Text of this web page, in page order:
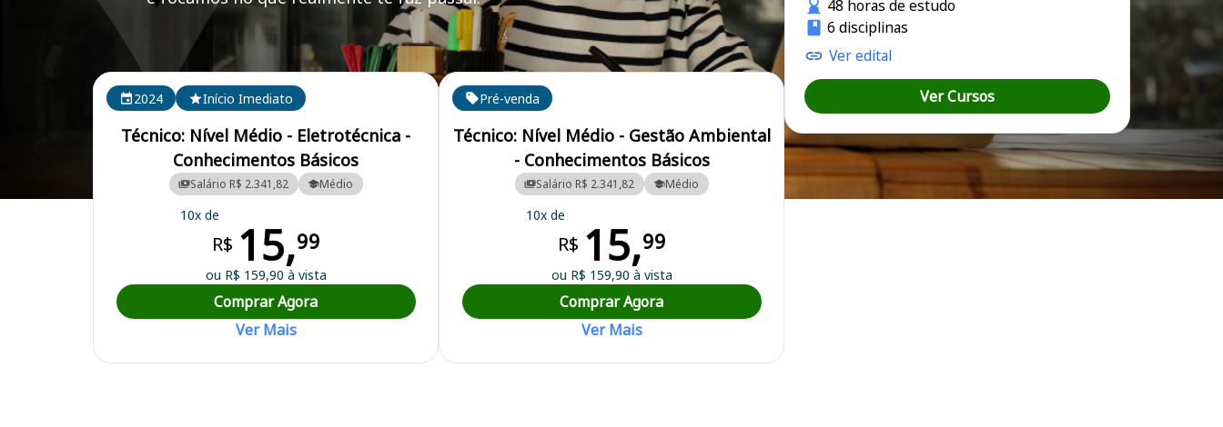
Curso Preparatório para o Concurso DEMLURB - Departamento Municipal de Limpeza Urbana
Cursos em destaque para passar no concurso DEMLURB
2024
Início Imediato
Técnico: Nível Médio - Eletrotécnica -
Conhecimentos Básicos
Salário R$ 2.341,82 Médio
10x de
R$ 15,99
ou R$ 159,90 à vista
Comprar Agora
Ver Mais
Pré-venda
Técnico: Nível Médio - Gestão Ambiental
- Conhecimentos Básicos
Salário R$ 2.341,82 Médio
10x de
R$ 15,99
ou R$ 159,90 à vista
Comprar Agora
Ver Mais
48 horas de estudo
6 disciplinas
Ver edital
Ver Cursos